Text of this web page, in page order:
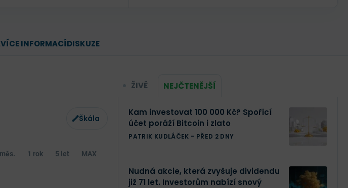
VÍCE INFORMACÍDISKUZE
Škála
1 rok 5 let MAX
ŽIVĚ NEJČTENĚJŠÍ
Kam investovat 100 000 Kč? Spořicí
účet poráží Bitcoin i zlato
PATRIK KUDLÁČEK - PŘED 2 DNY
Nudná akcie, která zvyšuje dividendu
již 71 let. Investorům nabízí snový